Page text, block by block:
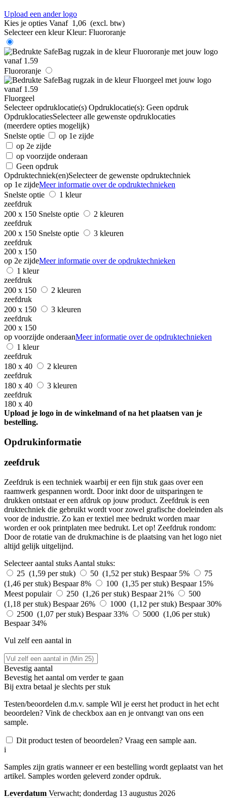
Upload een ander logo
Kies je opties Vanaf 1,06 (excl. btw)
Selecteer een kleur Kleur: Fluororanje
Fluororanje
Fluorgeel
Selecteer opdruklocatie(s) Opdruklocatie(s): Geen opdruk
OpdruklocatiesSelecteer alle gewenste opdruklocaties
(meerdere opties mogelijk)
Snelste optie
op 1e zijde
op 2e zijde
op voorzijde onderaan
Geen opdruk
Opdruktechniek(en)Selecteer de gewenste opdruktechniek
op 1e zijdeMeer informatie over de opdruktechnieken
Snelste optie
1 kleur
zeefdruk
200 x 150 Snelste optie
2 kleuren
zeefdruk
200 x 150 Snelste optie
3 kleuren
zeefdruk
200 x 150
op 2e zijdeMeer informatie over de opdruktechnieken
1 kleur
zeefdruk
200 x 150
2 kleuren
zeefdruk
200 x 150
3 kleuren
zeefdruk
200 x 150
op voorzijde onderaanMeer informatie over de opdruktechnieken
1 kleur
zeefdruk
180 x 40
2 kleuren
zeefdruk
180 x 40
3 kleuren
zeefdruk
180 x 40
Upload je logo in de winkelmand of na het plaatsen van je
bestelling.
Opdrukinformatie
zeefdruk
Zeefdruk is een techniek waarbij er een fijn stuk gaas over een
raamwerk gespannen wordt. Door inkt door de uitsparingen te
drukken ontstaat er een afdruk op jouw product. Zeefdruk is een
druktechniek die gebruikt wordt voor zowel grafische doeleinden als
voor de industrie. Zo kan er textiel mee bedrukt worden maar
worden er ook printplaten mee bedrukt. Let op! Zeefdruk rondom:
Door de rotatie van de drukmachine is de plaatsing van het logo niet
altijd gelijk uitgelijnd.
Selecteer aantal stuks Aantal stuks:
25 (1,59 per stuk)
50 (1,52 per stuk) Bespaar 5%
75
(1,46 per stuk) Bespaar 8% 100 (1,35 per stuk) Bespaar 15%
Meest populair
250 (1,26 per stuk) Bespaar 21%
500
(1,18 per stuk) Bespaar 26% 1000 (1,12 per stuk) Bespaar 30%
2500 (1,07 per stuk) Bespaar 33%
5000 (1,06 per stuk)
Bespaar 34%
Vul zelf een aantal in
Bevestig aantal
Bevestig het aantal om verder te gaan
Bij extra betaal je slechts per stuk
Testen/beoordelen d.m.v. sample Wil je eerst het product in het echt
beoordelen? Vink de checkbox aan en je ontvangt van ons een
sample.
Dit product testen of beoordelen? Vraag een sample aan.
i
Samples zijn gratis wanneer er een bestelling wordt geplaatst van het
artikel. Samples worden geleverd zonder opdruk.
Leverdatum Verwacht; donderdag 13 augustus 2026